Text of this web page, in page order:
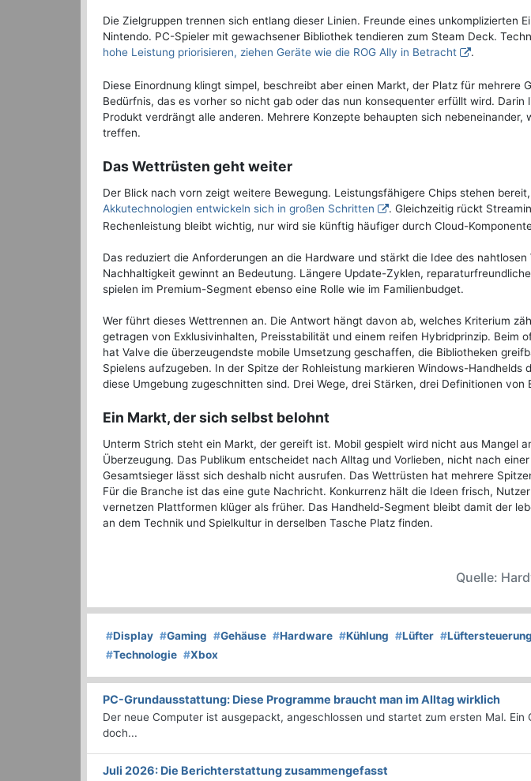
Die Zielgruppen trennen sich entlang dieser Linien. Freunde eines unkomplizierten
Nintendo. PC-Spieler mit gewachsener Bibliothek tendieren zum Steam Deck.
hohe Leistung priorisieren, ziehen Geräte wie die ROG Ally in Betracht
.
Diese Einordnung klingt simpel, beschreibt aber einen Markt, der Platz für mehrere
Bedürfnis, das es vorher so nicht gab oder das nun konsequenter erfüllt wird.
Produkt verdrängt alle anderen. Mehrere Konzepte behaupten sich nebeneinander,
treffen.
Das Wettrüsten geht weiter
Der Blick nach vorn zeigt weitere Bewegung. Leistungsfähigere Chips stehen
Akkutechnologien entwickeln sich in großen Schritten
. Gleichzeitig rückt
Rechenleistung bleibt wichtig, nur wird sie künftig häufiger durch Cloud-
Das reduziert die Anforderungen an die Hardware und stärkt die Idee des
Nachhaltigkeit gewinnt an Bedeutung. Längere Update-Zyklen,
spielen im Premium-Segment ebenso eine Rolle wie im Familienbudget.
Wer führt dieses Wettrennen an. Die Antwort hängt davon ab, welches Kriterium
getragen von Exklusivinhalten, Preisstabilität und einem reifen Hybridprinzip. Beim
hat Valve die überzeugendste mobile Umsetzung geschaffen, die Bibliotheken
Spielens aufzugeben. In der Spitze der Rohleistung markieren Windows-Handhelds
diese Umgebung zugeschnitten sind. Drei Wege, drei Stärken, drei Definitionen von
Ein Markt, der sich selbst belohnt
Unterm Strich steht ein Markt, der gereift ist. Mobil gespielt wird nicht aus Mangel
Überzeugung. Das Publikum entscheidet nach Alltag und Vorlieben, nicht nach
Gesamtsieger lässt sich deshalb nicht ausrufen. Das Wettrüsten hat mehrere
Für die Branche ist das eine gute Nachricht. Konkurrenz hält die Ideen frisch,
vernetzen Plattformen klüger als früher. Das Handheld-Segment bleibt damit der
an dem Technik und Spielkultur in derselben Tasche Platz finden.
Quelle:
#Display #Gaming #Gehäuse #Hardware #Kühlung #Lüfter #Lüftersteuerung
#Technologie #Xbox
PC-Grundausstattung: Diese Programme braucht man im Alltag wirklich
Der neue Computer ist ausgepackt, angeschlossen und startet zum ersten Mal.
doch...
Juli 2026: Die Bericht­erstattung zusammengefasst